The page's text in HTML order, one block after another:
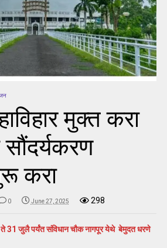
मुक्त करा
सौंदर्यकरण
करा
0 June 27, 2025 298
ते 31 जुलै पर्यंत संविधान चौक नागपूर येथे बेमुदत धरणे